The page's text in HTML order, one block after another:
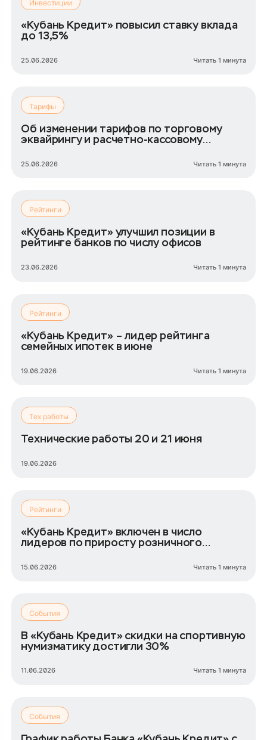
Инвестиции
«Кубань Кредит» повысил ставку вклада
до 13,5%
25.06.2026 Читать 1 минута
Тарифы
Об изменении тарифов по торговому
эквайрингу и расчетно-кассовому
25.06.2026 Читать 1 минута
Рейтинги
«Кубань Кредит» улучшил позиции в
рейтинге банков по числу офисов
23.06.2026 Читать 1 минута
Рейтинги
«Кубань Кредит» – лидер рейтинга
семейных ипотек в июне
19.06.2026 Читать 1 минута
Тех работы
Технические работы 20 и 21 июня
19.06.2026
Рейтинги
«Кубань Кредит» включен в число
лидеров по приросту розничного
15.06.2026 Читать 1 минута
События
В «Кубань Кредит» скидки на спортивную
нумизматику достигли 30%
11.06.2026 Читать 1 минута
События